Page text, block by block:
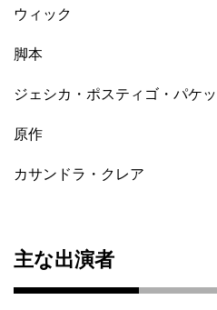
ウィック
脚本
ジェシカ・ポスティゴ・パケッ
原作
カサンドラ・クレア
主な出演者